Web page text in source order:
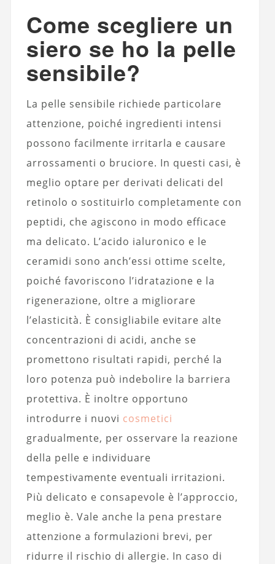
Come scegliere un
siero se ho la pelle
sensibile?
La pelle sensibile richiede particolare
attenzione, poiché ingredienti intensi
possono facilmente irritarla e causare
arrossamenti o bruciore. In questi casi, è
meglio optare per derivati delicati del
retinolo o sostituirlo completamente con
peptidi, che agiscono in modo efficace
ma delicato. L’acido ialuronico e le
ceramidi sono anch’essi ottime scelte,
poiché favoriscono l’idratazione e la
rigenerazione, oltre a migliorare
l’elasticità. È consigliabile evitare alte
concentrazioni di acidi, anche se
promettono risultati rapidi, perché la
loro potenza può indebolire la barriera
protettiva. È inoltre opportuno
introdurre i nuovi cosmetici
gradualmente, per osservare la reazione
della pelle e individuare
tempestivamente eventuali irritazioni.
Più delicato e consapevole è l’approccio,
meglio è. Vale anche la pena prestare
attenzione a formulazioni brevi, per
ridurre il rischio di allergie. In caso di